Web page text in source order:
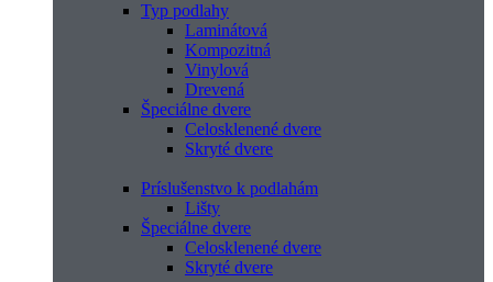
Typ podlahy
Laminátová
Kompozitná
Vinylová
Drevená
Špeciálne dvere
Celosklenené dvere
Skryté dvere
Príslušenstvo k podlahám
Lišty
Špeciálne dvere
Celosklenené dvere
Skryté dvere